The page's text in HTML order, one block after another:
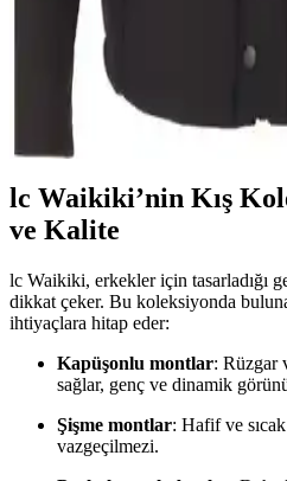
Prifaldi Erkek Siyah
Kapşonlu Mont
İki erkek mont modelinin özellikleri,
deneyimleri detaylı
yardımcı oluyor.
lc Waikiki’nin Kış
ve Kalite
lc Waikiki, erkekler için tasarladığı
dikkat çeker. Bu koleksiyonda
ihtiyaçlara hitap eder:
Kapüşonlu montlar: Rüzgar
sağlar, genç ve dinamik
Şişme montlar: Hafif ve
vazgeçilmezi.